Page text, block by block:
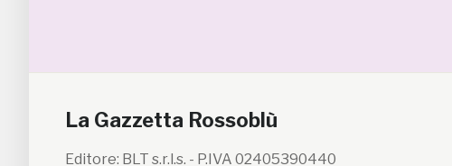
La Gazzetta Rossoblù
Editore: BLT s.r.l.s. - P.IVA 02405390440